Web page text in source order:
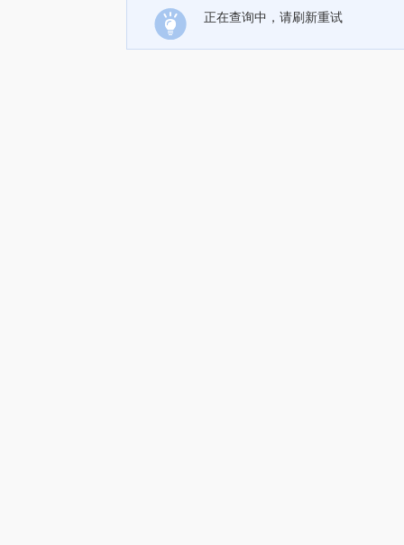
正在查询中，请刷新重试